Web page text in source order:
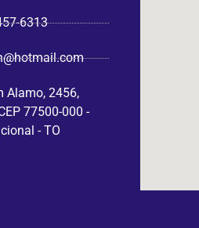
6313
Alamo, 2456,
77500-000 -
- TO